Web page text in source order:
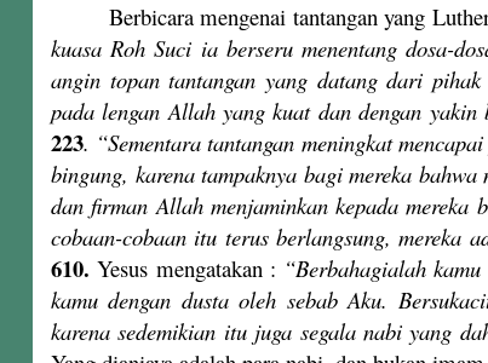
Berbicara mengenai tantangan yang
kuasa Roh Suci ia berseru menentang dosa-
angin topan tantangan yang datang dari
pada lengan Allah yang kuat dan dengan
223. “Sementara tantangan meningkat
bingung, karena tampaknya bagi mereka
dan firman Allah menjaminkan kepada mereka
cobaan-cobaan itu terus berlangsung, mereka
610. Yesus mengatakan : “Berbahagialah
kamu dengan dusta oleh sebab Aku.
karena sedemikian itu juga segala nabi yang